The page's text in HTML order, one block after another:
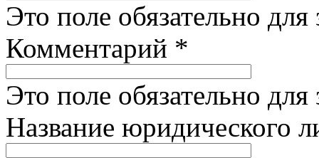
Это поле обязательно для
Комментарий *
Это поле обязательно для
Название юридического